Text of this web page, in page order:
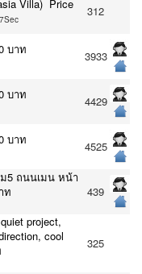
Villa) Price
312
บาท 3933
บาท 4429
บาท
4525
5 ถนนเมน หน้า
ท
439
project,
cool
325